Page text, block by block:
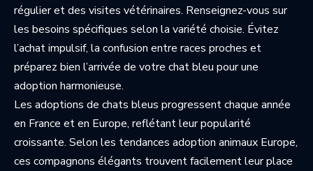
régulier et des visites vétérinaires. Renseignez-vous sur
les besoins spécifiques selon la variété choisie. Évitez
l’achat impulsif, la confusion entre races proches et
préparez bien l’arrivée de votre chat bleu pour une
adoption harmonieuse.
Les adoptions de chats bleus progressent chaque année
en France et en Europe, reflétant leur popularité
croissante. Selon les tendances adoption animaux Europe,
ces compagnons élégants trouvent facilement leur place